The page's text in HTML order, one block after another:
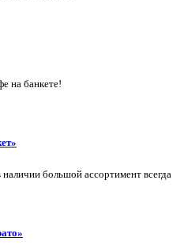
на банкете!
большой ассортимент всегда